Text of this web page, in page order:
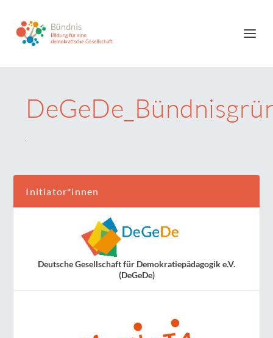
Initiator*innen
Deutsche Gesellschaft für Demokratiepädagogik e.V.
(DeGeDe)